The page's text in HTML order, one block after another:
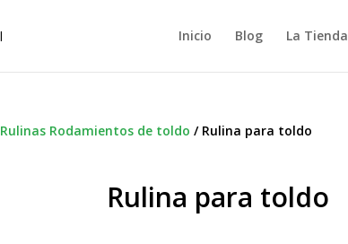
Inicio Blog La Tienda
Rulinas Rodamientos de toldo / Rulina para toldo
Rulina para toldo